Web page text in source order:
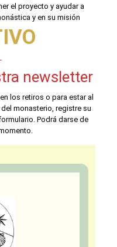
el proyecto y ayudar a
y en su misión
newsletter
los retiros o para estar al
monasterio, registre su
Podrá darse de